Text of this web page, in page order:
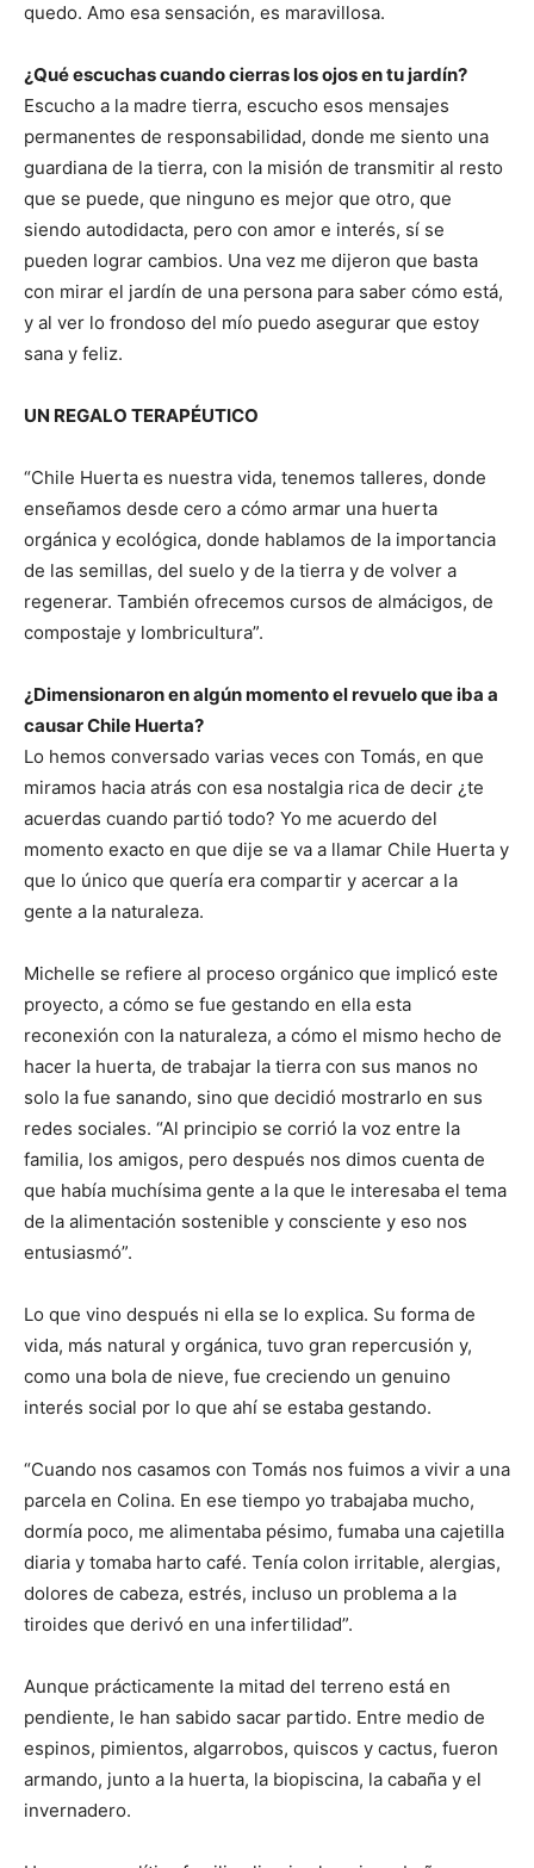
quedo. Amo esa sensación, es maravillosa.
¿Qué escuchas cuando cierras los ojos en tu jardín?
Escucho a la madre tierra, escucho esos mensajes
permanentes de responsabilidad, donde me siento una
guardiana de la tierra, con la misión de transmitir al resto
que se puede, que ninguno es mejor que otro, que
siendo autodidacta, pero con amor e interés, sí se
pueden lograr cambios. Una vez me dijeron que basta
con mirar el jardín de una persona para saber cómo está,
y al ver lo frondoso del mío puedo asegurar que estoy
sana y feliz.
UN REGALO TERAPÉUTICO
“Chile Huerta es nuestra vida, tenemos talleres, donde
enseñamos desde cero a cómo armar una huerta
orgánica y ecológica, donde hablamos de la importancia
de las semillas, del suelo y de la tierra y de volver a
regenerar. También ofrecemos cursos de almácigos, de
compostaje y lombricultura”.
¿Dimensionaron en algún momento el revuelo que iba a
causar Chile Huerta?
Lo hemos conversado varias veces con Tomás, en que
miramos hacia atrás con esa nostalgia rica de decir ¿te
acuerdas cuando partió todo? Yo me acuerdo del
momento exacto en que dije se va a llamar Chile Huerta y
que lo único que quería era compartir y acercar a la
gente a la naturaleza.
Michelle se refiere al proceso orgánico que implicó este
proyecto, a cómo se fue gestando en ella esta
reconexión con la naturaleza, a cómo el mismo hecho de
hacer la huerta, de trabajar la tierra con sus manos no
solo la fue sanando, sino que decidió mostrarlo en sus
redes sociales. “Al principio se corrió la voz entre la
familia, los amigos, pero después nos dimos cuenta de
que había muchísima gente a la que le interesaba el tema
de la alimentación sostenible y consciente y eso nos
entusiasmó”.
Lo que vino después ni ella se lo explica. Su forma de
vida, más natural y orgánica, tuvo gran repercusión y,
como una bola de nieve, fue creciendo un genuino
interés social por lo que ahí se estaba gestando.
“Cuando nos casamos con Tomás nos fuimos a vivir a una
parcela en Colina. En ese tiempo yo trabajaba mucho,
dormía poco, me alimentaba pésimo, fumaba una cajetilla
diaria y tomaba harto café. Tenía colon irritable, alergias,
dolores de cabeza, estrés, incluso un problema a la
tiroides que derivó en una infertilidad”.
Aunque prácticamente la mitad del terreno está en
pendiente, le han sabido sacar partido. Entre medio de
espinos, pimientos, algarrobos, quiscos y cactus, fueron
armando, junto a la huerta, la biopiscina, la cabaña y el
invernadero.